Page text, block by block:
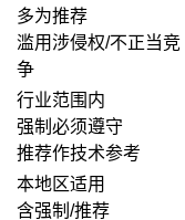
多为推荐
滥用涉侵权/不正当竞
争
行业范围内
强制必须遵守
推荐作技术参考
本地区适用
含强制/推荐